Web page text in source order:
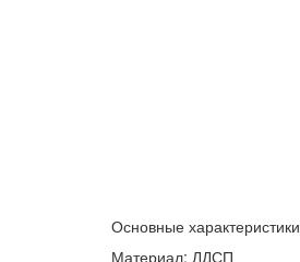
Основные характеристики
Материал: ЛДСП